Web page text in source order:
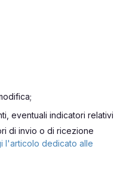
eventuali indicatori relativi
di invio o di ricezione
l'articolo dedicato alle